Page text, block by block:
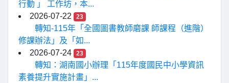
行動 」 工作坊，本...
2026-07-22
23
轉知-115年「全國圖書教師磨課 師課程（進階）
修課辦法」及「如...
2026-07-24
23
轉知：湖南國小辦理「115年度國民中小學資訊
素養提升實施計畫」...